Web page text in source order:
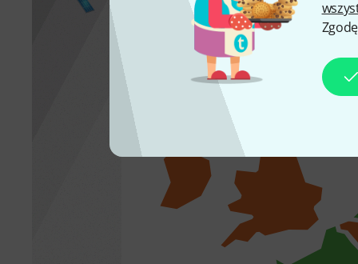
Tutaj znajdują się informacje na temat
Wymagana licencja
Wymagane logowanie
Brak informacji